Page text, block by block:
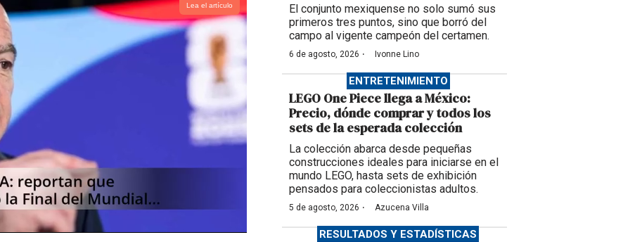
Lea el artículo
El conjunto mexiquense no solo sumó sus
primeros tres puntos, sino que borró del
campo al vigente campeón del certamen.
6 de agosto, 2026 · Ivonne Lino
ENTRETENIMIENTO
LEGO One Piece llega a México:
Precio, dónde comprar y todos los
sets de la esperada colección
La colección abarca desde pequeñas
construcciones ideales para iniciarse en el
mundo LEGO, hasta sets de exhibición
pensados para coleccionistas adultos.
5 de agosto, 2026 · Azucena Villa
RESULTADOS Y ESTADÍSTICAS